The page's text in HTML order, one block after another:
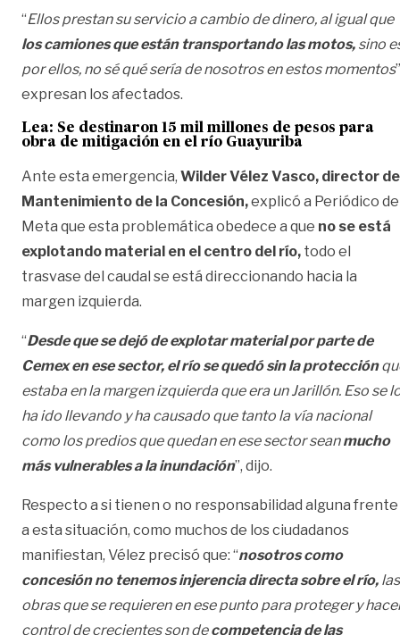
“Ellos prestan su servicio a cambio de dinero, al igual que
los camiones que están transportando las motos, sino
por ellos, no sé qué sería de nosotros en estos momentos
expresan los afectados.
Lea: Se destinaron 15 mil millones de pesos para
obra de mitigación en el río Guayuriba
Ante esta emergencia, Wilder Vélez Vasco, director de
Mantenimiento de la Concesión,explicó a Periódico
Meta que esta problemática obedece a que no se está
explotando material en el centro del río, todo el
trasvase del caudal se está direccionando hacia la
margen izquierda.
“Desde que se dejó de explotar material por parte de
Cemex en ese sector, el río se quedó sin la protección
estaba en la margen izquierda que era un Jarillón. Eso se
ha ido llevando y ha causado que tanto la vía nacional
como los predios que quedan en ese sector seanmucho
más vulnerables a la inundación”, dijo.
Respecto a si tienen o no responsabilidad alguna frente
a esta situación, como muchos de los ciudadanos
manifiestan, Vélez precisó que: “nosotros como
concesión no tenemos injerencia directa sobre el río, las
obras que se requieren en ese punto para proteger y
control de crecientes son decompetencia de las